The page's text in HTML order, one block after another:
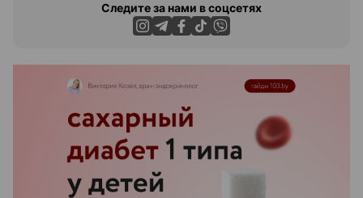
Следите за нами в соцсетях
ЭФФЕКТИВНАЯ РЕКЛАМА НА САЙТЕ